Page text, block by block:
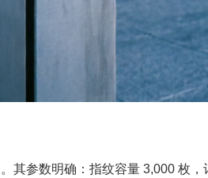
其参数明确：指纹容量 3,000 枚